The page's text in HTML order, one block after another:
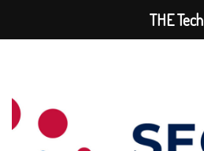
to
content
THE Tech